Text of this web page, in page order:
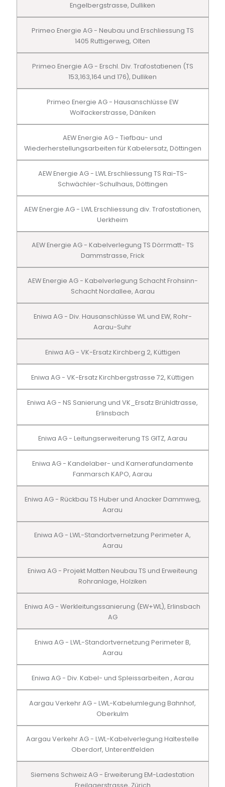
Engelbergstrasse, Dulliken
Primeo Energie AG - Neubau und Erschliessung TS
1405 Ruttigerweg, Olten
Primeo Energie AG - Erschl. Div. Trafostatienen (TS
153,163,164 und 176), Dulliken
Primeo Energie AG - Hausanschlüsse EW
Wolfackerstrasse, Däniken
AEW Energie AG - Tiefbau- und
Wiederherstellungsarbeiten für Kabelersatz, Döttingen
AEW Energie AG - LWL Erschliessung TS Rai-TS-
Schwächler-Schulhaus, Döttingen
AEW Energie AG - LWL Erschliessung div. Trafostationen,
Uerkheim
AEW Energie AG - Kabelverlegung TS Dörrmatt- TS
Dammstrasse, Frick
AEW Energie AG - Kabelverlegung Schacht Frohsinn-
Schacht Nordallee, Aarau
Eniwa AG - Div. Hausanschlüsse WL und EW, Rohr-
Aarau-Suhr
Eniwa AG - VK-Ersatz Kirchberg 2, Küttigen
Eniwa AG - VK-Ersatz Kirchbergstrasse 72, Küttigen
Eniwa AG - NS Sanierung und VK_Ersatz Brühldtrasse,
Erlinsbach
Eniwa AG - Leitungserweiterung TS GITZ, Aarau
Eniwa AG - Kandelaber- und Kamerafundamente
Fanmarsch KAPO, Aarau
Eniwa AG - Rückbau TS Huber und Anacker Dammweg,
Aarau
Eniwa AG - LWL-Standortvernetzung Perimeter A,
Aarau
Eniwa AG - Projekt Matten Neubau TS und Erweiteung
Rohranlage, Holziken
Eniwa AG - Werkleitungssanierung (EW+WL), Erlinsbach
AG
Eniwa AG - LWL-Standortvernetzung Perimeter B,
Aarau
Eniwa AG - Div. Kabel- und Spleissarbeiten , Aarau
Aargau Verkehr AG - LWL-Kabelumlegung Bahnhof,
Oberkulm
Aargau Verkehr AG - LWL-Kabelverlegung Haltestelle
Oberdorf, Unterentfelden
Siemens Schweiz AG - Erweiterung EM-Ladestation
Freilagerstrasse, Zürich